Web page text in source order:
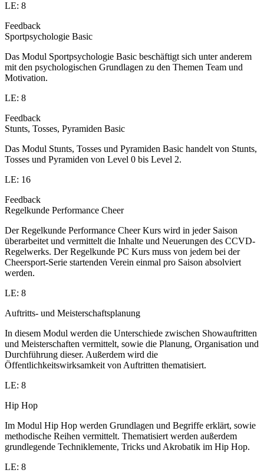
LE: 8
Feedback
Sportpsychologie Basic
Das Modul Sportpsychologie Basic beschäftigt sich unter anderem
mit den psychologischen Grundlagen zu den Themen Team und
Motivation.
LE: 8
Feedback
Stunts, Tosses, Pyramiden Basic
Das Modul Stunts, Tosses und Pyramiden Basic handelt von Stunts,
Tosses und Pyramiden von Level 0 bis Level 2.
LE: 16
Feedback
Regelkunde Performance Cheer
Der Regelkunde Performance Cheer Kurs wird in jeder Saison
überarbeitet und vermittelt die Inhalte und Neuerungen des CCVD-
Regelwerks. Der Regelkunde PC Kurs muss von jedem bei der
Cheersport-Serie startenden Verein einmal pro Saison absolviert
werden.
LE: 8
Auftritts- und Meisterschaftsplanung
In diesem Modul werden die Unterschiede zwischen Showauftritten
und Meisterschaften vermittelt, sowie die Planung, Organisation und
Durchführung dieser. Außerdem wird die
Öffentlichkeitswirksamkeit von Auftritten thematisiert.
LE: 8
Hip Hop
Im Modul Hip Hop werden Grundlagen und Begriffe erklärt, sowie
methodische Reihen vermittelt. Thematisiert werden außerdem
grundlegende Techniklemente, Tricks und Akrobatik im Hip Hop.
LE: 8